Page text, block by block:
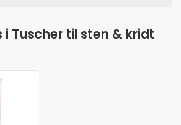
i Tuscher til sten & kridt